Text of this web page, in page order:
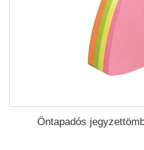
Öntapadós